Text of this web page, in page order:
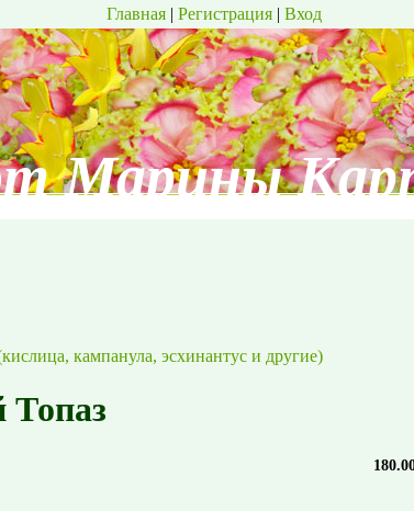
Главная | Регистрация | Вход
Марины
кампанула, эсхинантус и другие)
Топаз